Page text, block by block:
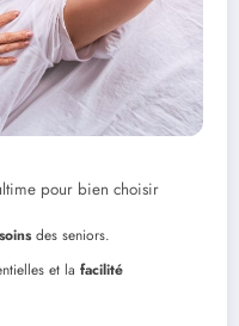
pour bien choisir
des seniors.
et la facilité